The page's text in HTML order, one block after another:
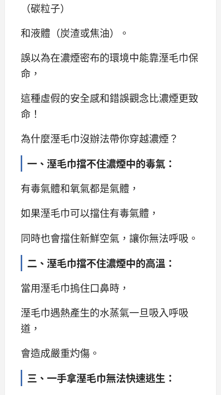
（碳粒子）
和液體（炭渣或焦油）。
誤以為在濃煙密布的環境中能靠溼毛巾保
命，
這種虛假的安全感和錯誤觀念比濃煙更致
命！
為什麼溼毛巾沒辦法帶你穿越濃煙？
一、溼毛巾擋不住濃煙中的毒氣：
有毒氣體和氧氣都是氣體，
如果溼毛巾可以擋住有毒氣體，
同時也會擋住新鮮空氣，讓你無法呼吸。
二、溼毛巾擋不住濃煙中的高溫：
當用溼毛巾摀住口鼻時，
溼毛巾遇熱產生的水蒸氣一旦吸入呼吸
道，
會造成嚴重灼傷。
三、一手拿溼毛巾無法快速逃生：